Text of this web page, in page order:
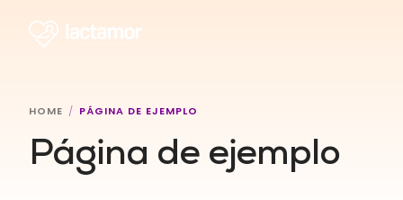
HOME PÁGINA DE EJEMPLO
Página de ejemplo
Conversemos